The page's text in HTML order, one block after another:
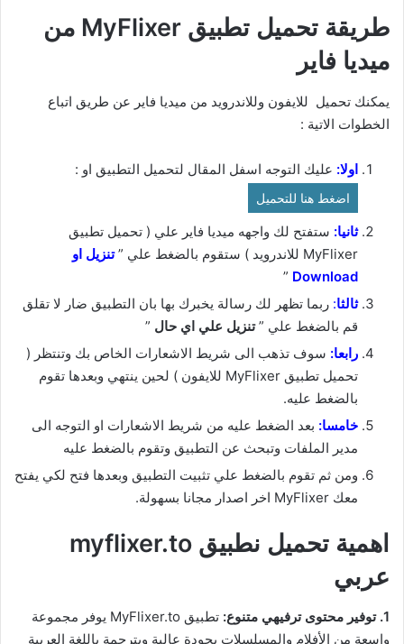
طريقة تحميل تطبيق MyFlixer من
ميديا فاير
يمكنك تحميل للايفون وللاندرويد من ميديا فاير عن طريق اتباع
الخطوات الاتية :
اولا: عليك التوجه اسفل المقال لتحميل التطبيق او :
اضغط هنا للتحميل
ثانيا: ستفتح لك واجهه ميديا فاير علي ( تحميل تطبيق
MyFlixer للاندرويد ) ستقوم بالضغط علي ”
تنزيل او
Download
”
ثالثا: ربما تظهر لك رسالة يخبرك بها بان التطبيق ضار لا تقلق
قم بالضغط علي ”تنزيل علي اي حال ”
رابعا: سوف تذهب الى شريط الاشعارات الخاص بك وتنتظر (
تحميل تطبيق MyFlixer للايفون ) لحين ينتهي وبعدها تقوم
بالضغط عليه.
خامسا: بعد الضغط عليه من شريط الاشعارات او التوجه الى
مدير الملفات وتبحث عن التطبيق وتقوم بالضغط عليه
ومن ثم تقوم بالضغط علي تثبيت التطبيق وبعدها فتح لكي يفتح
معك MyFlixer اخر اصدار مجانا بسهولة.
اهمية تحميل نطبيق myflixer.to
عربي
1. توفير محتوى ترفيهي متنوع:
تطبيق MyFlixer.to يوفر مجموعة
واسعة من الأفلام والمسلسلات بجودة عالية وبترجمة باللغة العربية